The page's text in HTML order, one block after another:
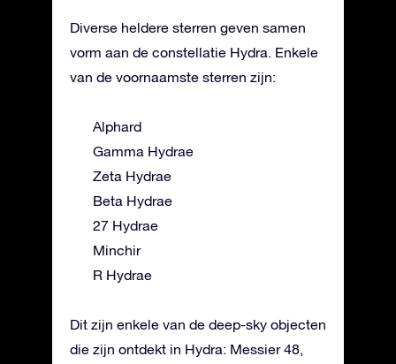
Diverse heldere sterren geven samen
vorm aan de constellatie Hydra. Enkele
van de voornaamste sterren zijn:
Alphard
Gamma Hydrae
Zeta Hydrae
Beta Hydrae
27 Hydrae
Minchir
R Hydrae
Dit zijn enkele van de deep-sky objecten
die zijn ontdekt in Hydra: Messier 48,